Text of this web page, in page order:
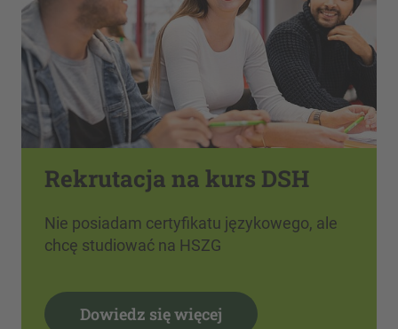
Rekrutacja na kurs DSH
Nie posiadam certyfikatu językowego, ale
chcę studiować na HSZG
Dowiedz się więcej